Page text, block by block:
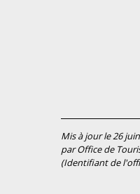
Mis à jour le 26
par Office de
(Identifiant de